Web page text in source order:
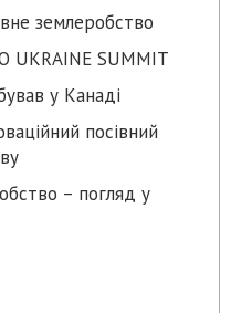
землеробство
UKRAINE SUMMIT
у Канаді
посівний
– погляд у